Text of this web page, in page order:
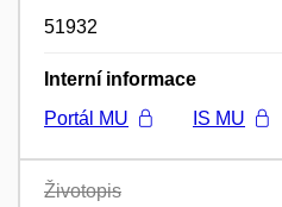
51932
Interní informace
Portál MU
IS MU
Životopis